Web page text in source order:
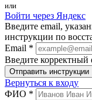
или
Войти через Яндекс
Введите email,
инструкции по
Email *
Введите корректный
Отправить инструкции
Вернуться к входу
ФИО *